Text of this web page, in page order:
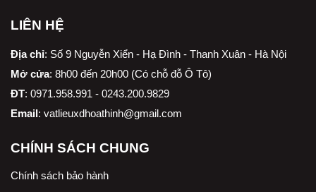
LIÊN HỆ
Địa chỉ: Số 9 Nguyễn Xiển - Hạ Đình - Thanh Xuân - Hà Nội
Mở cửa: 8h00 đến 20h00 (Có chỗ đỗ Ô Tô)
ĐT: 0971.958.991 - 0243.200.9829
Email: vatlieuxdhoathinh@gmail.com
CHÍNH SÁCH CHUNG
Chính sách bảo hành